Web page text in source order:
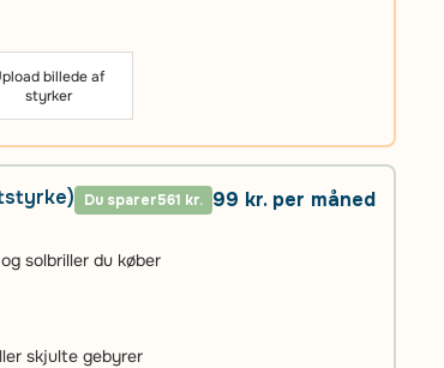
billede af
styrker
Du sparer561 kr. 99 kr. per måned
solbriller du køber
skjulte gebyrer